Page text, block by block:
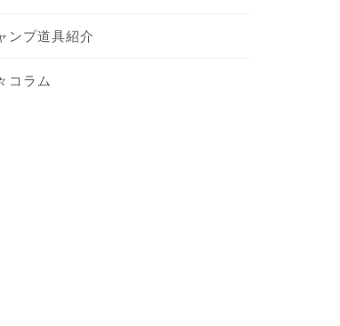
ンプ道具紹介
コラム